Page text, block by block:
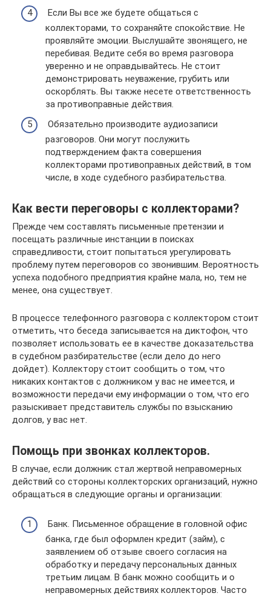
Если Вы все же будете общаться с
коллекторами, то сохраняйте спокойствие. Не
проявляйте эмоции. Выслушайте звонящего, не
перебивая. Ведите себя во время разговора
уверенно и не оправдывайтесь. Не стоит
демонстрировать неуважение, грубить или
оскорблять. Вы также несете ответственность
за противоправные действия.
Обязательно производите аудиозаписи
разговоров. Они могут послужить
подтверждением факта совершения
коллекторами противоправных действий, в том
числе, в ходе судебного разбирательства.
Как вести переговоры с коллекторами?
Прежде чем составлять письменные претензии и
посещать различные инстанции в поисках
справедливости, стоит попытаться урегулировать
проблему путем переговоров со звонившим. Вероятность
успеха подобного предприятия крайне мала, но, тем не
менее, она существует.
В процессе телефонного разговора с коллектором стоит
отметить, что беседа записывается на диктофон, что
позволяет использовать ее в качестве доказательства
в судебном разбирательстве (если дело до него
дойдет). Коллектору стоит сообщить о том, что
никаких контактов с должником у вас не имеется, и
возможности передачи ему информации о том, что его
разыскивает представитель службы по взысканию
долгов, у вас нет.
Помощь при звонках коллекторов.
В случае, если должник стал жертвой неправомерных
действий со стороны коллекторских организаций, нужно
обращаться в следующие органы и организации:
Банк. Письменное обращение в головной офис
банка, где был оформлен кредит (займ), с
заявлением об отзыве своего согласия на
обработку и передачу персональных данных
третьим лицам. В банк можно сообщить и о
неправомерных действиях коллекторов. Часто